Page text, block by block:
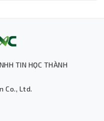
TIN HỌC THÀNH
Co., Ltd.
thì